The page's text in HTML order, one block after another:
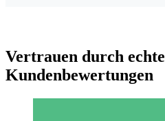
Vertrauen durch echte
Kundenbewertungen